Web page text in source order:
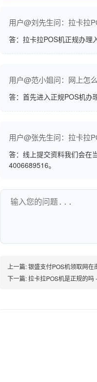
用户@刘先生问：拉卡拉
答：拉卡拉POS机正规办理
用户@范小姐问：网上怎
答：首先进入正规POS机办
用户@张先生问：拉卡拉
答：线上提交资料我们会在
4006689516。
上一篇:银盛支付POS机领取网在
下一篇:拉卡拉POS机是正规的吗